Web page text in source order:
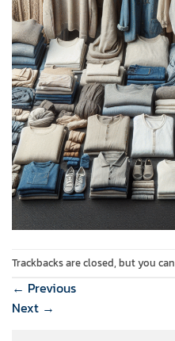
Trackbacks are closed, but you can
← Previous
Next →